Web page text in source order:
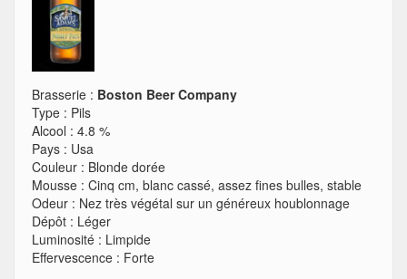
Brasserie : Boston Beer Company
Type : Pils
Alcool : 4.8 %
Pays : Usa
Couleur : Blonde dorée
Mousse : Cinq cm, blanc cassé, assez fines bulles, stable
Odeur : Nez très végétal sur un généreux houblonnage
Dépôt : Léger
Luminosité : Limpide
Effervescence : Forte